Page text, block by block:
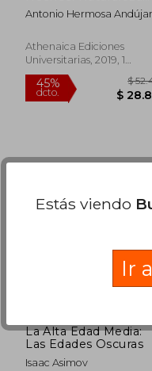
Humana y Política en
la Historiografía
Antonio Hermosa Andújar
Athenaica Ediciones
Universitarias, 2019, 1
Edición, Tapa Blanda,
Nuevo
La Alta Edad Media:
Las Edades Oscuras
Isaac Asimov
Estás viendo
Ir